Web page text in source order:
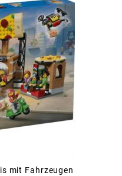
mit Fahrzeugen